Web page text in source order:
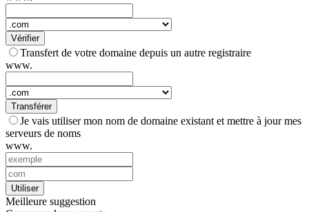
Vérifier
Transfert de votre domaine depuis un autre registraire
www.
Transférer
Je vais utiliser mon nom de domaine existant et mettre à jour mes
serveurs de noms
www.
Utiliser
Meilleure suggestion